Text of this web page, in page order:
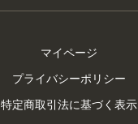
マイページ
プライバシーポリシー
特定商取引法に基づく表示